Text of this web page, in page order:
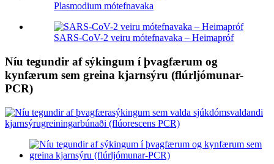
Plasmodium mótefnavaka
SARS-CoV-2 veiru mótefnavaka – Heimapróf
Níu tegundir af sýkingum í þvagfærum og
kynfærum sem greina kjarnsýru (flúrljómunar-
PCR)